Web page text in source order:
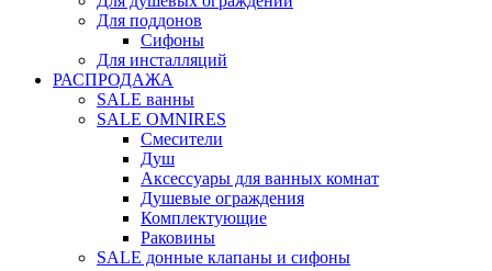
Для поддонов
Сифоны
Для инсталляций
РАСПРОДАЖА
SALE ванны
SALE OMNIRES
Смесители
Душ
Аксессуары для ванных комнат
Душевые ограждения
Комплектующие
Раковины
SALE донные клапаны и сифоны